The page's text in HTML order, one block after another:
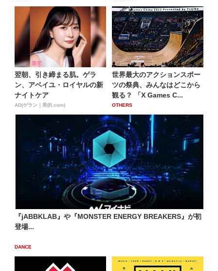
翌朝、引き締まる肌。ゲラ
ン、アベイユ・ロイヤルの新
ナイトケア
AD(ゲラン｜美的.com)
世界最大のアクションスポー
ツの祭典、みんなはどこから
観る？ 「X Games C...
OTHERS
『jABBKLAB』や『MONSTER ENERGY BREAKERS』が初
登場...
DANCE